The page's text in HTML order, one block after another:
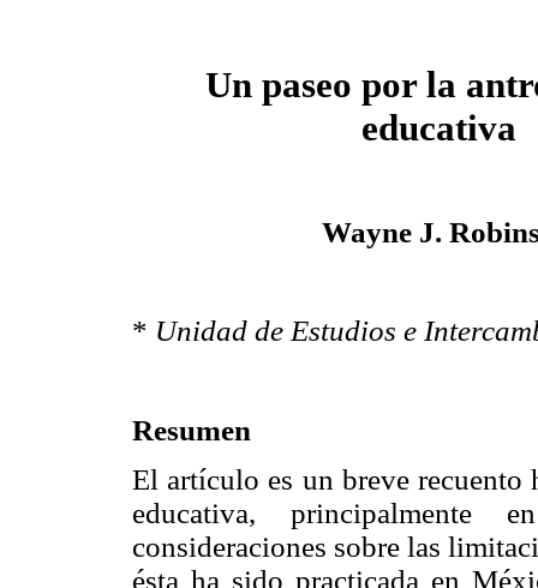
Un paseo por la
educativa
Wayne J.
* Unidad de Estudios e
Resumen
El artículo es un breve
educativa,
consideraciones sobre las
ésta ha sido practicada en